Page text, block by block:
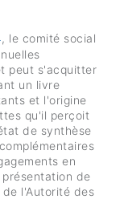
, le comité social
peut s'acquitter
un livre
et l'origine
qu'il perçoit
de synthèse
en
de
l'Autorité des